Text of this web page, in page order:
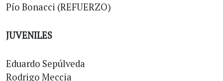
Pío Bonacci (REFUERZO)
JUVENILES
Eduardo Sepúlveda
Rodrigo Meccia